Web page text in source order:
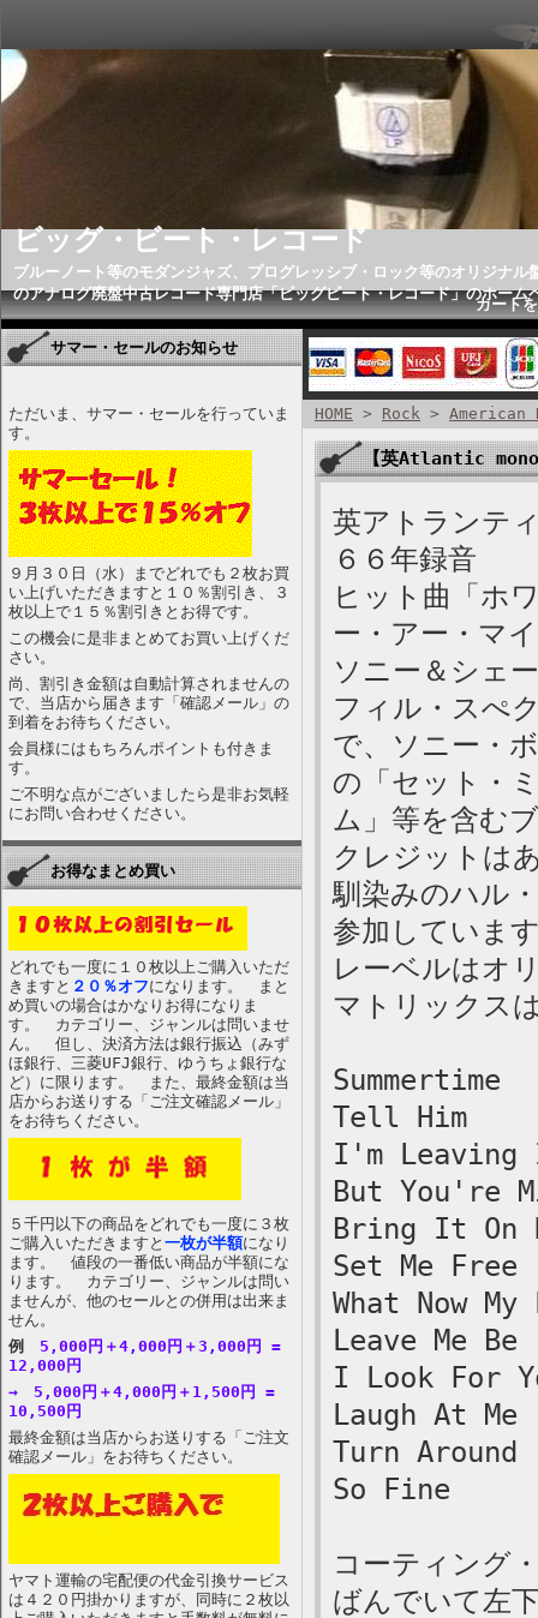
ビッグ・ビート・レコード
ブルーノート等のモダンジャズ、プログレッシブ・ロック等のオリジナル
のアナログ廃盤中古レコード専門店「ビッグビート・レコード」のホーム
カート
サマー・セールのお知らせ
ただいま、サマー・セールを行っていま
す。
９月３０日（水）までどれでも２枚お買
い上げいただきますと１０％割引き、３
枚以上で１５％割引きとお得です。
この機会に是非まとめてお買い上げくだ
さい。
尚、割引き金額は自動計算されませんの
で、当店から届きます「確認メール」の
到着をお待ちください。
会員様にはもちろんポイントも付きま
す。
ご不明な点がございましたら是非お気軽
にお問い合わせください。
お得なまとめ買い
どれでも一度に１０枚以上ご購入いただ
きますと ２０％オフになります。 まと
め買いの場合はかなりお得になりま
す。 カテゴリー、ジャンルは問いませ
ん。 但し、決済方法は銀行振込（みず
ほ銀行、三菱UFJ銀行、ゆうちょ銀行な
ど）に限ります。 また、最終金額は当
店からお送りする「ご注文確認メール」
をお待ちください。
５千円以下の商品をどれでも一度に３枚
ご購入いただきますと 一枚が半額になり
ます。 値段の一番低い商品が半額にな
ります。 カテゴリー、ジャンルは問い
ませんが、他のセールとの併用は出来ま
せん。
例
5,000円＋4,000円＋3,000円 =
12,000円
→ 5,000円＋4,000円＋1,500円 =
10,500円
最終金額は当店からお送りする「ご注文
確認メール」をお待ちください。
ヤマト運輸の宅配便の代金引換サービス
は４２０円掛かりますが、同時に２枚以
HOME > Rock > American
【英Atlantic
英アトランテ
６６年録音
ヒット曲「ホ
ー・アー・マ
ソニー＆シェ
フィル・スぺ
で、ソニー・
の「セット・
ム」等を含む
クレジットは
馴染みのハル
参加していま
レーベルはオ
マトリックス
Summertime
Tell Him
I'm
But You're
Bring It On
Set Me Free
What Now My
Leave Me Be
I Look For
Laugh At Me
Turn Around
So Fine
コーティング
ばんでいて左